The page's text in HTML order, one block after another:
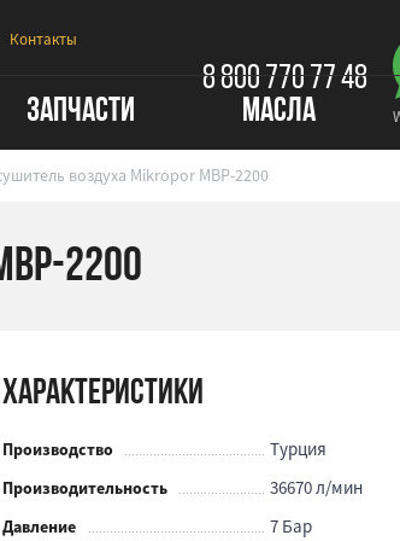
Контакты
8 800 770 77 48
ЗАПЧАСТИ МАСЛА
воздуха Mikropor MBP-2200
2200
Характеристики
Производство Турция
Производительность 36670 л/мин
Давление 7 Бар